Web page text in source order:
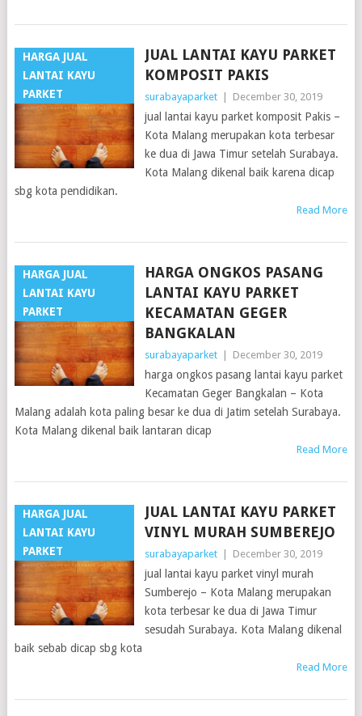
HARGA JUAL
LANTAI KAYU
PARKET
JUAL LANTAI KAYU PARKET
KOMPOSIT PAKIS
surabayaparket December 30, 2019
jual lantai kayu parket komposit Pakis –
Kota Malang merupakan kota terbesar
ke dua di Jawa Timur setelah Surabaya.
Kota Malang dikenal baik karena dicap
sbg kota pendidikan.
Read More
HARGA JUAL
LANTAI KAYU
PARKET
HARGA ONGKOS PASANG
LANTAI KAYU PARKET
KECAMATAN GEGER
BANGKALAN
surabayaparket December 30, 2019
harga ongkos pasang lantai kayu parket
Kecamatan Geger Bangkalan – Kota
Malang adalah kota paling besar ke dua di Jatim setelah Surabaya.
Kota Malang dikenal baik lantaran dicap
Read More
HARGA JUAL
LANTAI KAYU
PARKET
JUAL LANTAI KAYU PARKET
VINYL MURAH SUMBEREJO
surabayaparket December 30, 2019
jual lantai kayu parket vinyl murah
Sumberejo – Kota Malang merupakan
kota terbesar ke dua di Jawa Timur
sesudah Surabaya. Kota Malang dikenal
baik sebab dicap sbg kota
Read More